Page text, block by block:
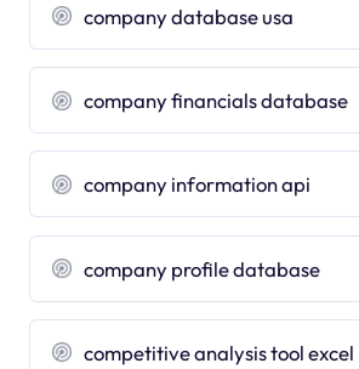
company database usa
company financials database
company information api
company profile database
competitive analysis tool excel